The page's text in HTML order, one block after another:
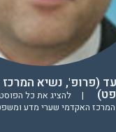
(פרופ', נשיא
|
להציג את כל
האקדמי שערי מדע